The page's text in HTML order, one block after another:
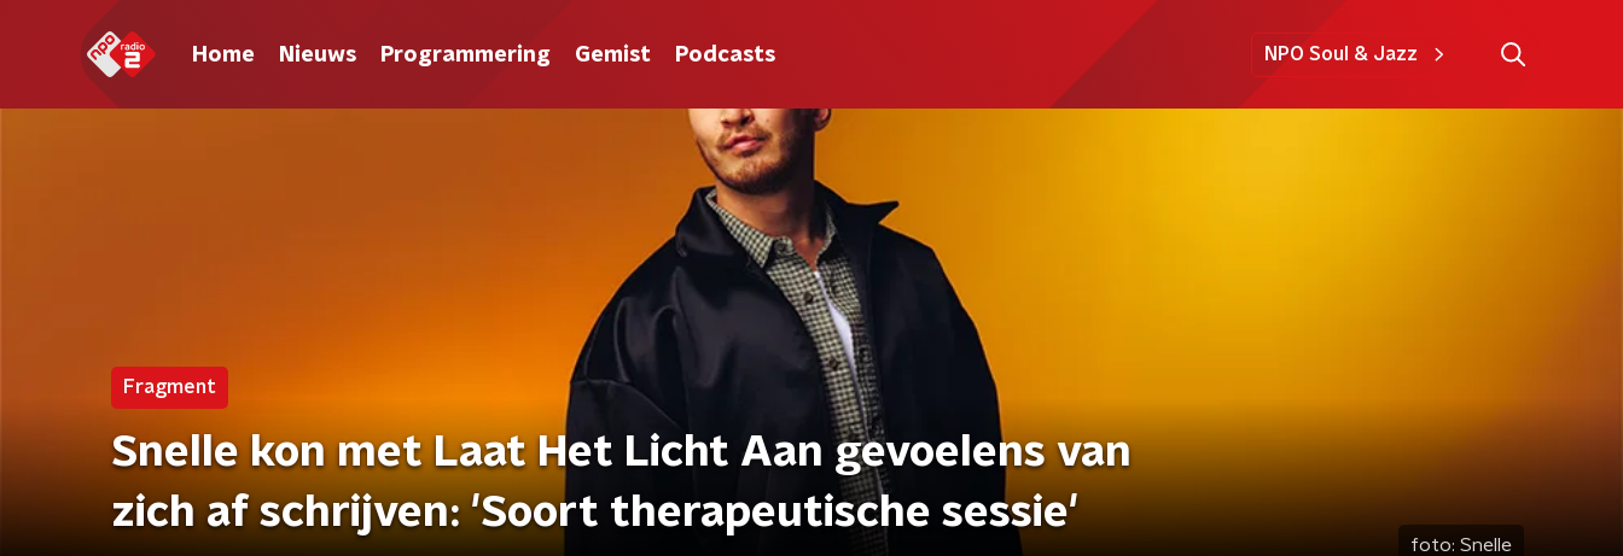
Home Nieuws Programmering Gemist Podcasts NPO Soul & Jazz
Fragment
Snelle kon met Laat Het Licht Aan gevoelens van
zich af schrijven: 'Soort therapeutische sessie'
foto: Snelle